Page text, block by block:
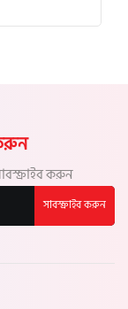
করুন
সাবস্ক্রাইব করুন